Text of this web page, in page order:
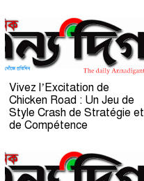
Vivez l’Excitation de
Chicken Road : Un Jeu de
Style Crash de Stratégie et
de Compétence